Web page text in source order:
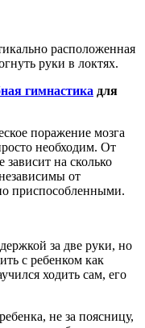
расположенная
руки в локтях.
гимнастика для
поражение мозга
необходим. От
зависит на сколько
от
приспособленными.
за две руки, но
с ребенком как
ходить сам, его
не за поясницу,